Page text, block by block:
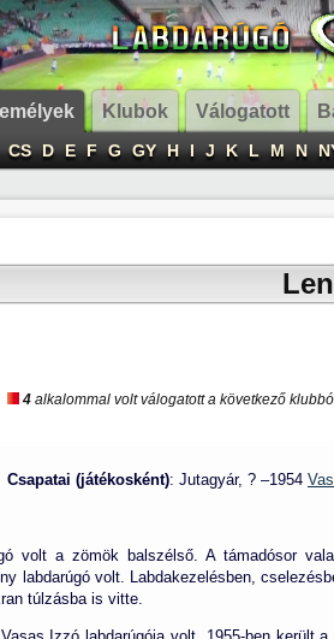
Klubok Válogatott
CS D E F G GY H I J K L M N
4 alkalommal volt válogatott a következő
Csapatai (játékosként): Jutagyár, ? –1954
volt a zömök balszélső. A támadósor
labdarúgó volt. Labdakezelésben,
túlzásba is vitte.